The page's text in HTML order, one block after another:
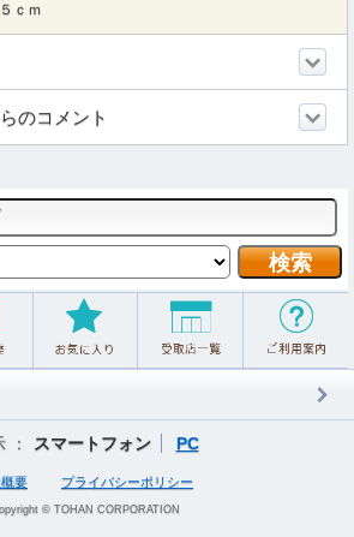
ｃｍ
のコメント
： スマートフォン PC
要 プライバシーポリシー
© TOHAN CORPORATION